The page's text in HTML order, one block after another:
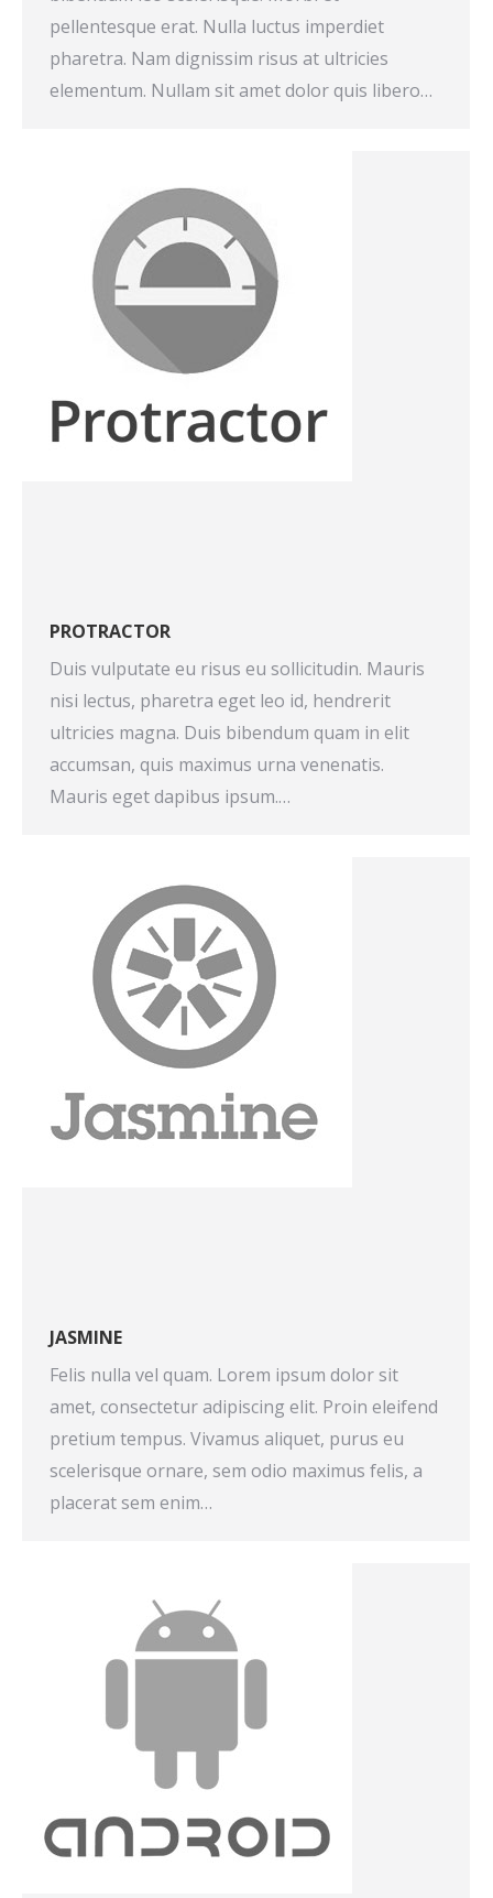
pellentesque erat. Nulla luctus imperdiet
pharetra. Nam dignissim risus at ultricies
elementum. Nullam sit amet dolor quis libero…
PROTRACTOR
Duis vulputate eu risus eu sollicitudin. Mauris
nisi lectus, pharetra eget leo id, hendrerit
ultricies magna. Duis bibendum quam in elit
accumsan, quis maximus urna venenatis.
Mauris eget dapibus ipsum.…
JASMINE
Felis nulla vel quam. Lorem ipsum dolor sit
amet, consectetur adipiscing elit. Proin eleifend
pretium tempus. Vivamus aliquet, purus eu
scelerisque ornare, sem odio maximus felis, a
placerat sem enim…